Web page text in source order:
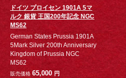
ドイツ プロイセン 1901A 5マ
ルク 銀貨 王国200年記念 NGC
MS62
German States Prussia 1901A
5Mark Silver 200th Anniversary
Kingdom of Prussia NGC
MS62
販売価格 65,000 円